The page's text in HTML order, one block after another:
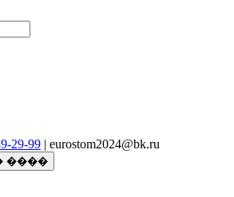
29-99 | eurostom2024@bk.ru
����